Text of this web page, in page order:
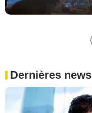
Dernières news